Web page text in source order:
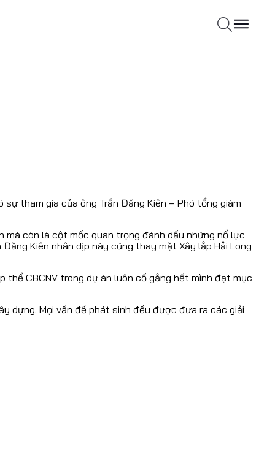
tham gia của ông Trần Đăng Kiên – Phó tổng giám
mà còn là cột mốc quan trọng đánh dấu những nổ lực
Kiên nhân dịp này cũng thay mặt Xây lắp Hải Long
CBCNV trong dự án luôn cố gắng hết mình đạt mục
dựng. Mọi vấn đề phát sinh đều được đưa ra các giải